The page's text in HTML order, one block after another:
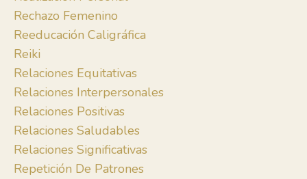
Rechazo Femenino
Reeducación Caligráfica
Reiki
Relaciones Equitativas
Relaciones Interpersonales
Relaciones Positivas
Relaciones Saludables
Relaciones Significativas
Repetición De Patrones